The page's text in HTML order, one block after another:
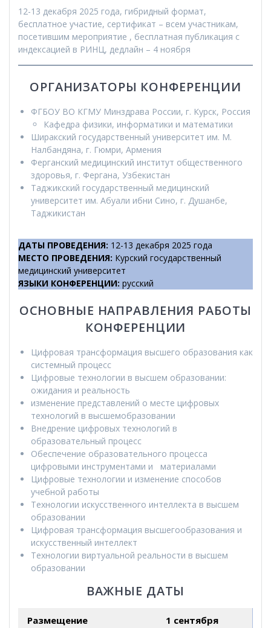
12-13 декабря 2025 года, гибридный формат,
бесплатное участие, сертификат – всем участникам,
посетившим мероприятие , бесплатная публикация с
индексацией в РИНЦ, дедлайн – 4 ноября
ОРГАНИЗАТОРЫ КОНФЕРЕНЦИИ
ФГБОУ ВО КГМУ Минздрава России, г. Курск, Россия
Кафедра физики, информатики и математики
Ширакский государственный университет им. М.
Налбандяна, г. Гюмри, Армения
Ферганский медицинский институт общественного
здоровья, г. Фергана, Узбекистан
Таджикский государственный медицинский
университет им. Абуали ибни Сино, г. Душанбе,
Таджикистан
ДАТЫ ПРОВЕДЕНИЯ: 12-13 декабря 2025 года
МЕСТО ПРОВЕДЕНИЯ: Курский государственный
медицинский университет
ЯЗЫКИ КОНФЕРЕНЦИИ: русский
ОСНОВНЫЕ НАПРАВЛЕНИЯ РАБОТЫ
КОНФЕРЕНЦИИ
Цифровая трансформация высшего образования как
системный процесс
Цифровые технологии в высшем образовании:
ожидания и реальность
изменение представлений о месте цифровых
технологий в высшемобразовании
Внедрение цифровых технологий в
образовательный процесс
Обеспечение образовательного процесса
цифровыми инструментами и материалами
Цифровые технологии и изменение способов
учебной работы
Технологии искусственного интеллекта в высшем
образовании
Цифровая трансформация высшегообразования и
искусственный интеллект
Технологии виртуальной реальности в высшем
образовании
ВАЖНЫЕ ДАТЫ
Размещение
1 сентября